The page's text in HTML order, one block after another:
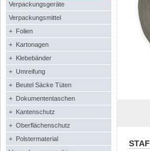
Verpackungsgeräte
Verpackungsmittel
+ Folien
+ Kartonagen
+ Klebebänder
+ Umreifung
+ Beutel Säcke Tüten
+ Dokumententaschen
+ Kantenschutz
+ Oberflächenschutz
+ Polstermaterial